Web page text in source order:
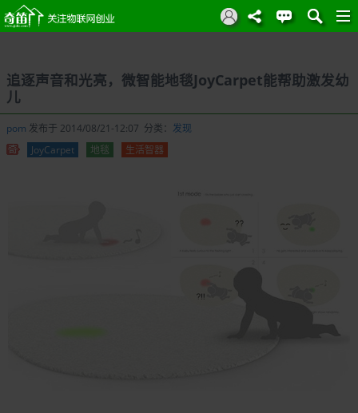
追逐声音和光亮，微智能地毯JoyCarpet能帮助激发幼
儿
pom 发布于 2014/08/21-12:07 分类： 发现
JoyCarpet
地毯 生活智器